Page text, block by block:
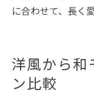
に合わせて、長く
洋風から和
ン比較